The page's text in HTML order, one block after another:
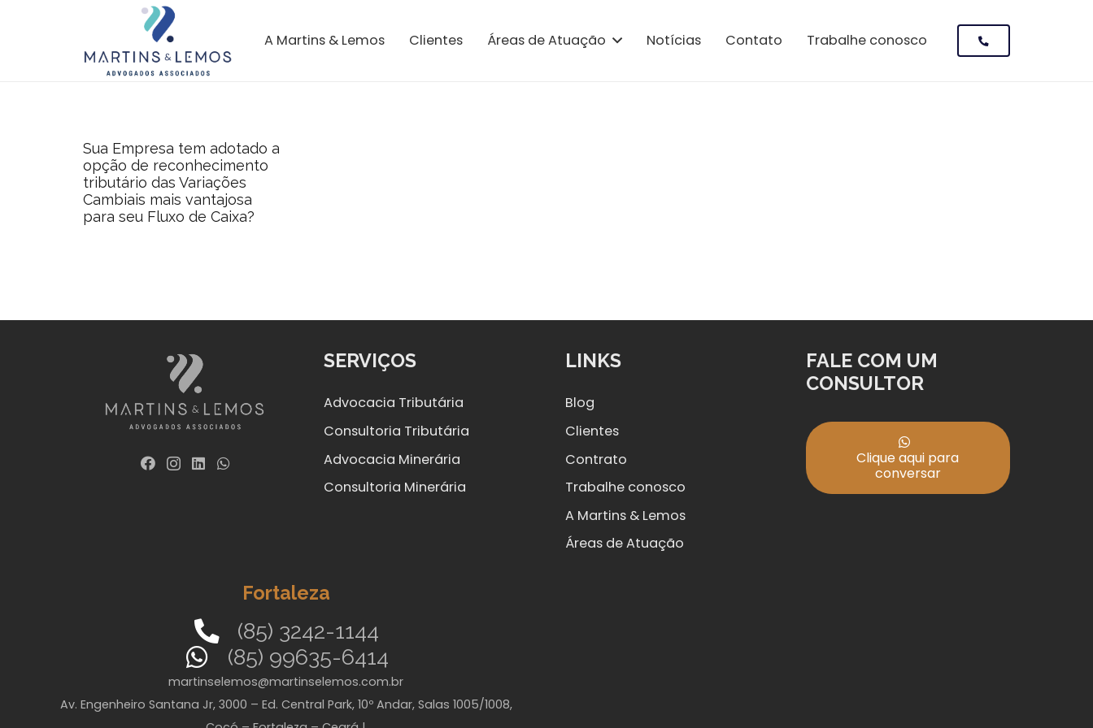
A Martins & Lemos Clientes Áreas de Atuação Notícias Contato Trabalhe conosco
Sua Empresa tem adotado a
opção de reconhecimento
tributário das Variações
Cambiais mais vantajosa
para seu Fluxo de Caixa?
SERVIÇOS
Advocacia Tributária
Consultoria Tributária
Advocacia Minerária
Consultoria Minerária
LINKS
Blog
Clientes
Contrato
Trabalhe conosco
A Martins & Lemos
Áreas de Atuação
FALE COM UM
CONSULTOR
Clique aqui para
conversar
Fortaleza
(85) 3242-1144
(85) 99635-6414
martinselemos@martinselemos.com.br
Av. Engenheiro Santana Jr, 3000 – Ed. Central Park, 10º Andar, Salas 1005/1008,